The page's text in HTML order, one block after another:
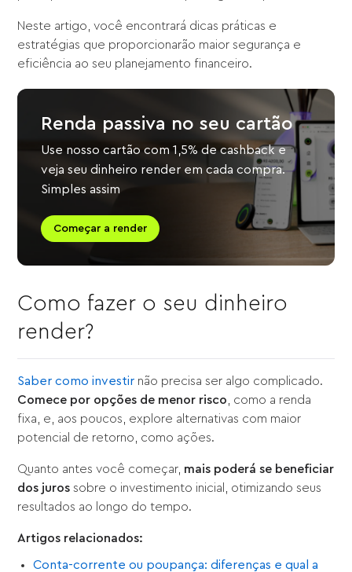
Neste artigo, você encontrará dicas práticas e
estratégias que proporcionarão maior segurança e
eficiência ao seu planejamento financeiro.
Renda passiva no seu cartão
Use nosso cartão com 1,5% de cashback e
veja seu dinheiro render em cada compra.
Simples assim
Começar a render
Como fazer o seu dinheiro
render?
Saber como investir não precisa ser algo complicado.
Comece por opções de menor risco , como a renda
fixa, e, aos poucos, explore alternativas com maior
potencial de retorno, como ações.
Quanto antes você começar, mais poderá se beneficiar
dos juros sobre o investimento inicial, otimizando seus
resultados ao longo do tempo.
Artigos relacionados:
Conta-corrente ou poupança: diferenças e qual a